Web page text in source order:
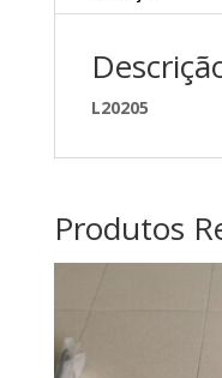
L20205
Produtos